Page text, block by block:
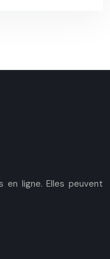
ligne. Elles peuvent